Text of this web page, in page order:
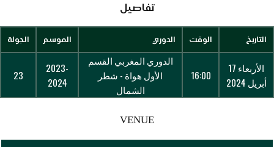
تفاصيل
التاريخ الوقت الدوري الموسم الجولة
الأربعاء 17
أبريل 2024
16:00
الدوري المغربي القسم
الأول هواة - شطر
الشمال
2023-
2024
23
VENUE